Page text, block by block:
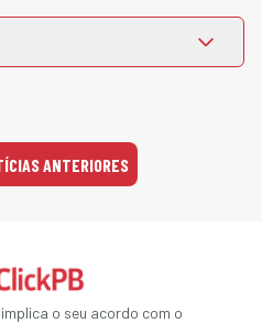
ANTERIORES
o seu acordo com o